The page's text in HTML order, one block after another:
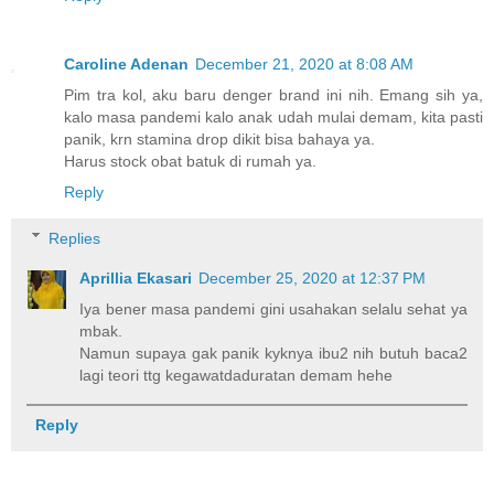
Caroline Adenan December 21, 2020 at 8:08 AM
Pim tra kol, aku baru denger brand ini nih. Emang sih ya,
kalo masa pandemi kalo anak udah mulai demam, kita pasti
panik, krn stamina drop dikit bisa bahaya ya.
Harus stock obat batuk di rumah ya.
Reply
Replies
Aprillia Ekasari December 25, 2020 at 12:37 PM
Iya bener masa pandemi gini usahakan selalu sehat ya
mbak.
Namun supaya gak panik kyknya ibu2 nih butuh baca2
lagi teori ttg kegawatdaduratan demam hehe
Reply